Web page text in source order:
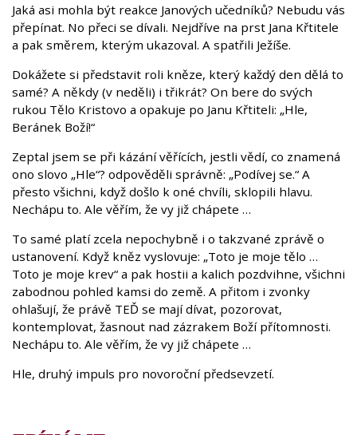
Jaká asi mohla být reakce Janových učedníků? Nebudu vás
přepínat. No přeci se dívali. Nejdříve na prst Jana Křtitele
a pak směrem, kterým ukazoval. A spatřili Ježíše.
Dokážete si představit roli kněze, který každý den dělá to
samé? A někdy (v neděli) i třikrát? On bere do svých
rukou Tělo Kristovo a opakuje po Janu Křtiteli: „Hle,
Beránek Boží!“
Zeptal jsem se při kázání věřících, jestli vědí, co znamená
ono slovo „Hle“? odpověděli správně: „Podívej se.“ A
přesto všichni, když došlo k oné chvíli, sklopili hlavu.
Nechápu to. Ale věřím, že vy již chápete …
To samé platí zcela nepochybně i o takzvané zprávě o
ustanovení. Když kněz vyslovuje: „Toto je moje tělo …
Toto je moje krev“ a pak hostii a kalich pozdvihne, všichni
zabodnou pohled kamsi do země. A přitom i zvonky
ohlašují, že právě TEĎ se mají dívat, pozorovat,
kontemplovat, žasnout nad zázrakem Boží přítomnosti.
Nechápu to. Ale věřím, že vy již chápete …
Hle, druhý impuls pro novoroční předsevzetí.